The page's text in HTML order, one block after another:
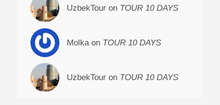
UzbekTour on TOUR 10 DAYS
Molka on TOUR 10 DAYS
UzbekTour on TOUR 10 DAYS